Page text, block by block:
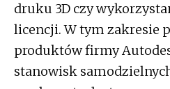
druku 3D czy
licencji. W tym zakresie
produktów firmy
stanowisk